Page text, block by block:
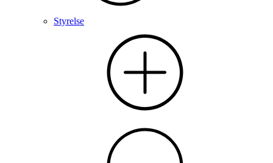
Styrelse